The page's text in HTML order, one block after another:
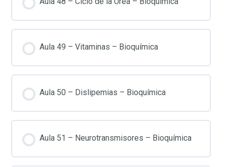
Aula 49 – Vitaminas – Bioquímica
Aula 50 – Dislipemias – Bioquímica
Aula 51 – Neurotransmisores – Bioquímica